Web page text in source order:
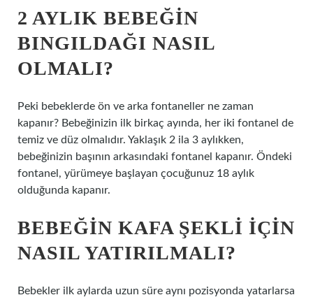
2 AYLIK BEBEĞIN
BINGILDAĞI NASIL
OLMALI?
Peki bebeklerde ön ve arka fontaneller ne zaman
kapanır? Bebeğinizin ilk birkaç ayında, her iki fontanel de
temiz ve düz olmalıdır. Yaklaşık 2 ila 3 aylıkken,
bebeğinizin başının arkasındaki fontanel kapanır. Öndeki
fontanel, yürümeye başlayan çocuğunuz 18 aylık
olduğunda kapanır.
BEBEĞIN KAFA ŞEKLI IÇIN
NASIL YATIRILMALI?
Bebekler ilk aylarda uzun süre aynı pozisyonda yatarlarsa